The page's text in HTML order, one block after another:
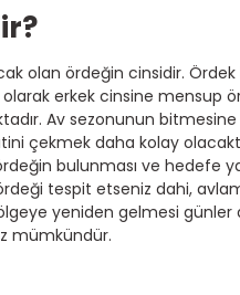
olan ördeğin cinsidir.
erkek cinsine mensup
Av sezonunun
çekmek daha kolay
bulunması ve hedefe
tespit etseniz dahi,
yeniden gelmesi
mümkündür.